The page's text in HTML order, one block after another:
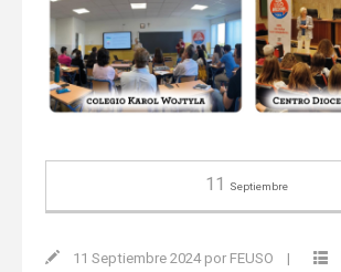
11 Septiembre
11 Septiembre 2024 por FEUSO |